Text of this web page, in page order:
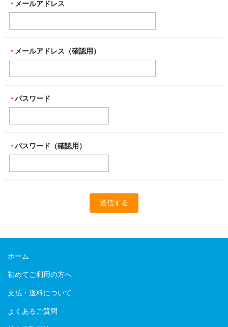
＊ メールアドレス
＊ メールアドレス（確認用）
＊ パスワード
＊ パスワード（確認用）
ホーム
初めてご利用の方へ
支払・送料について
よくあるご質問